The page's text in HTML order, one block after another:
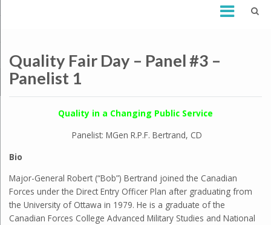
Quality Fair Day – Panel #3 –
Panelist 1
Quality in a Changing Public Service
Panelist: MGen R.P.F. Bertrand, CD
Bio
Major-General Robert (“Bob”) Bertrand joined the Canadian
Forces under the Direct Entry Officer Plan after graduating from
the University of Ottawa in 1979. He is a graduate of the
Canadian Forces College Advanced Military Studies and National